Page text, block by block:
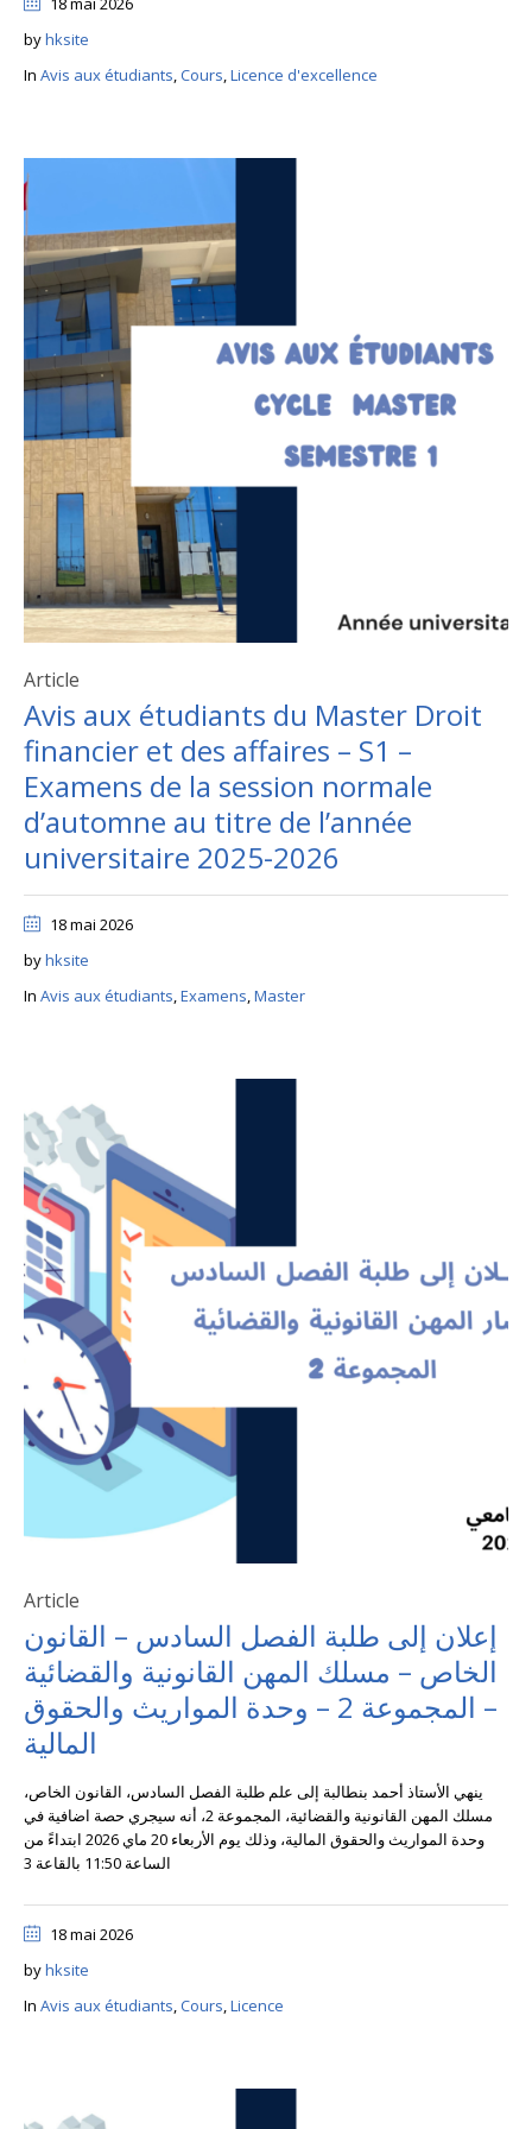
byhksite
In Avis aux étudiants,Cours,Licence d'excellence
Article
Avis aux étudiants du Master Droit
financier et des affaires – S1 –
Examens de la session normale
d’automne au titre de l’année
universitaire 2025-2026
18 mai 2026
byhksite
In Avis aux étudiants,Examens,Master
Article
إعلان إلى طلبة الفصل السادس – القانون
الخاص – مسلك المهن القانونية والقضائية
– المجموعة 2 – وحدة المواريث والحقوق
المالية
ينهي الأستاذ أحمد بنطالبة إلى علم طلبة الفصل السادس، القانون الخاص،
مسلك المهن القانونية والقضائية، المجموعة 2، أنه سيجري حصة اضافية في
وحدة المواريث والحقوق المالية، وذلك يوم الأربعاء 20 ماي 2026 ابتداءً من
الساعة 11:50 بالقاعة 3
18 mai 2026
byhksite
In Avis aux étudiants,Cours,Licence